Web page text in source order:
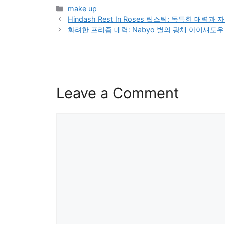
Categories
make up
Hindash Rest In Roses 립스틱: 독특한 매력과
화려한 프리즘 매력: Nabyo 별의 광채 아이섀도
Leave a Comment